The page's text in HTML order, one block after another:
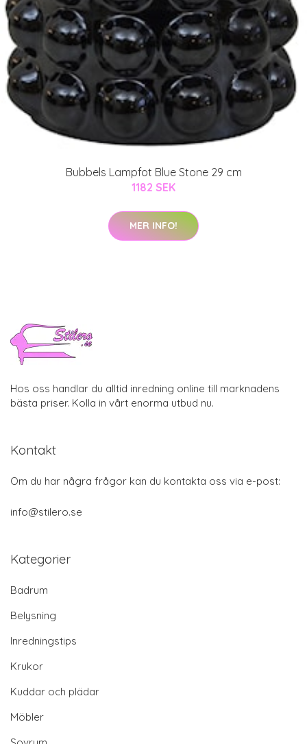
Bubbels Lampfot Blue Stone 29 cm
1182 SEK
MER INFO!
Hos oss handlar du alltid inredning online till marknadens
bästa priser. Kolla in vårt enorma utbud nu.
Kontakt
Om du har några frågor kan du kontakta oss via e-post:
info@stilero.se
Kategorier
Badrum
Belysning
Inredningstips
Krukor
Kuddar och plädar
Möbler